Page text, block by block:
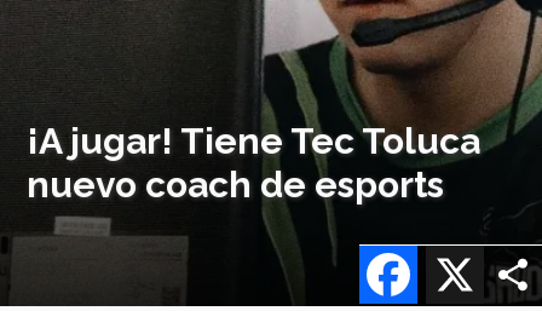
¡A jugar! Tiene Tec Toluca
nuevo coach de esports
X
Facebook